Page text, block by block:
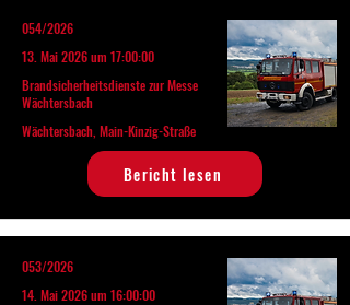
054/2026
13. Mai 2026 um 17:00:00
Brandsicherheitsdienste zur Messe
Wächtersbach
Wächtersbach, Main-Kinzig-Straße
Bericht lesen
053/2026
14. Mai 2026 um 16:00:00